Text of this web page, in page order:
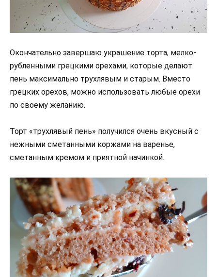
Окончательно завершаю украшение торта, мелко-
рубленными грецкими орехами, которые делают
пень максимально трухлявым и старым. Вместо
грецких орехов, можно использовать любые орехи
по своему желанию.
Торт «трухлявый пень» получился очень вкусный с
нежными сметанными коржами на варенье,
сметанным кремом и приятной начинкой.